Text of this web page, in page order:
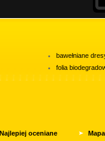
bawełniane
folia
Najlepiej oceniane